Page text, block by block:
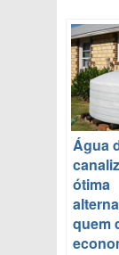
Água
ótima
quem